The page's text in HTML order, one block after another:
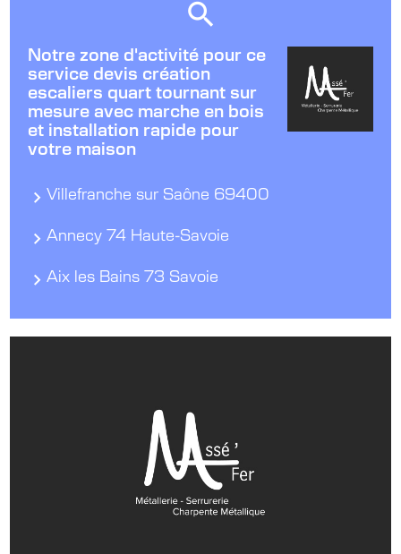
Notre zone d'activité pour ce
service devis création
escaliers quart tournant sur
mesure avec marche en bois
et installation rapide pour
votre maison
Villefranche sur Saône 69400
Annecy 74 Haute-Savoie
Aix les Bains 73 Savoie